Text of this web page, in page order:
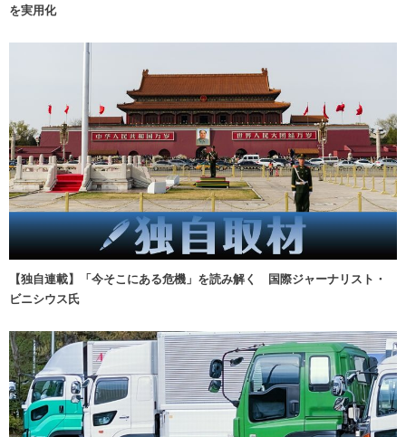
を実用化
【独自連載】「今そこにある危機」を読み解く 国際ジャーナリスト・
ビニシウス氏